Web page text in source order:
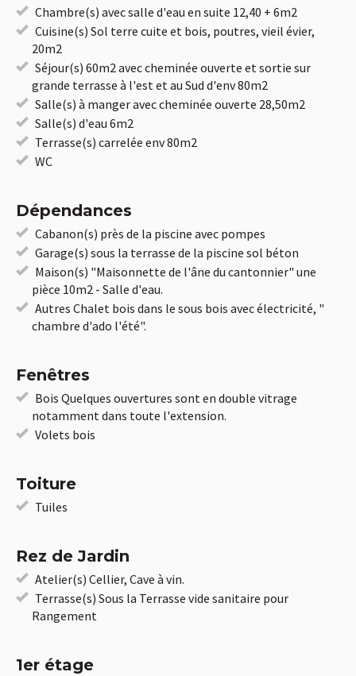
Chambre(s) avec salle d'eau en suite 12,40 + 6m2
Cuisine(s) Sol terre cuite et bois, poutres, vieil évier,
20m2
Séjour(s) 60m2 avec cheminée ouverte et sortie sur
grande terrasse à l'est et au Sud d'env 80m2
Salle(s) à manger avec cheminée ouverte 28,50m2
Salle(s) d'eau 6m2
Terrasse(s) carrelée env 80m2
WC
Dépendances
Cabanon(s) près de la piscine avec pompes
Garage(s) sous la terrasse de la piscine sol béton
Maison(s) "Maisonnette de l'âne du cantonnier" une
pièce 10m2 - Salle d'eau.
Autres Chalet bois dans le sous bois avec électricité, "
chambre d'ado l'été".
Fenêtres
Bois Quelques ouvertures sont en double vitrage
notamment dans toute l'extension.
Volets bois
Toiture
Tuiles
Rez de Jardin
Atelier(s) Cellier, Cave à vin.
Terrasse(s) Sous la Terrasse vide sanitaire pour
Rangement
1er étage